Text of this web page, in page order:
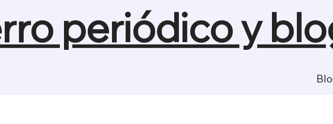
periódico y